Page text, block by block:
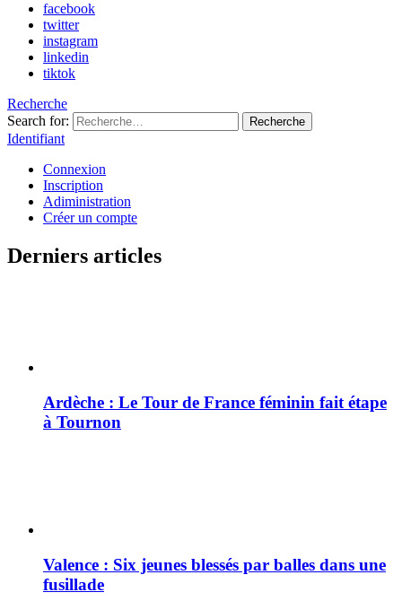
facebook
twitter
instagram
linkedin
tiktok
Recherche
Search for:
Recherche
Identifiant
Connexion
Inscription
Adiministration
Créer un compte
Derniers articles
Ardèche : Le Tour de France féminin fait étape
à Tournon
Valence : Six jeunes blessés par balles dans une
fusillade